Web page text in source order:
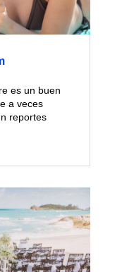
es un buen
a veces
reportes